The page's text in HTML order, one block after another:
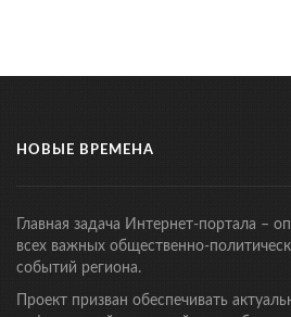
НОВЫЕ ВРЕМЕНА
Главная задача Интернет-портала –
всех важных общественно-
событий региона.
Проект призван обеспечивать